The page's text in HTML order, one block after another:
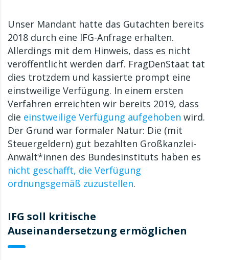
Unser Mandant hatte das Gutachten bereits
2018 durch eine IFG-Anfrage erhalten.
Allerdings mit dem Hinweis, dass es nicht
veröffentlicht werden darf. FragDenStaat tat
dies trotzdem und kassierte prompt eine
einstweilige Verfügung. In einem ersten
Verfahren erreichten wir bereits 2019, dass
die einstweilige Verfügung aufgehoben wird.
Der Grund war formaler Natur: Die (mit
Steuergeldern) gut bezahlten Großkanzlei-
Anwält*innen des Bundesinstituts haben es
nicht geschafft, die Verfügung
ordnungsgemäß zuzustellen.
IFG soll kritische
Auseinandersetzung ermöglichen